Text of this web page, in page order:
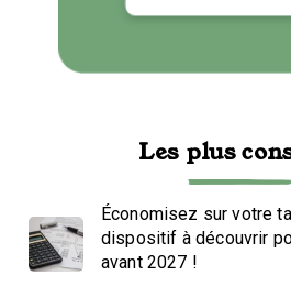
Les plus
Économisez sur votre
dispositif à découvrir
avant 2027 !